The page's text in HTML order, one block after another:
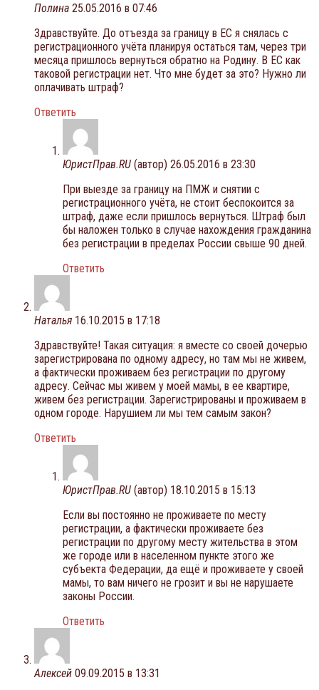
Полина 25.05.2016 в 07:46
Здравствуйте. До отъезда за границу в ЕС я снялась с
регистрационного учёта планируя остаться там, через три
месяца пришлось вернуться обратно на Родину. В ЕС как
таковой регистрации нет. Что мне будет за это? Нужно ли
оплачивать штраф?
Ответить
ЮристПрав.RU (автор) 26.05.2016 в 23:30
При выезде за границу на ПМЖ и снятии с
регистрационного учёта, не стоит беспокоится за
штраф, даже если пришлось вернуться. Штраф был
бы наложен только в случае нахождения гражданина
без регистрации в пределах России свыше 90 дней.
Ответить
Наталья 16.10.2015 в 17:18
Здравствуйте! Такая ситуация: я вместе со своей дочерью
зарегистрирована по одному адресу, но там мы не живем,
а фактически проживаем без регистрации по другому
адресу. Сейчас мы живем у моей мамы, в ее квартире,
живем без регистрации. Зарегистрированы и проживаем в
одном городе. Нарушием ли мы тем самым закон?
Ответить
ЮристПрав.RU (автор) 18.10.2015 в 15:13
Если вы постоянно не проживаете по месту
регистрации, а фактически проживаете без
регистрации по другому месту жительства в этом
же городе или в населенном пункте этого же
субъекта Федерации, да ещё и проживаете у своей
мамы, то вам ничего не грозит и вы не нарушаете
законы России.
Ответить
Алексей 09.09.2015 в 13:31